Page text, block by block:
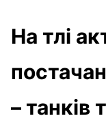
На тлі
– танків